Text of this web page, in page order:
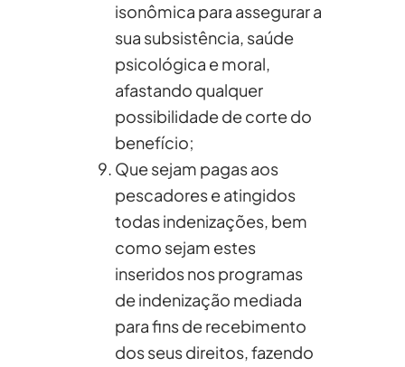
isonômica para assegurar a
sua subsistência, saúde
psicológica e moral,
afastando qualquer
possibilidade de corte do
benefício;
Que sejam pagas aos
pescadores e atingidos
todas indenizações, bem
como sejam estes
inseridos nos programas
de indenização mediada
para fins de recebimento
dos seus direitos, fazendo